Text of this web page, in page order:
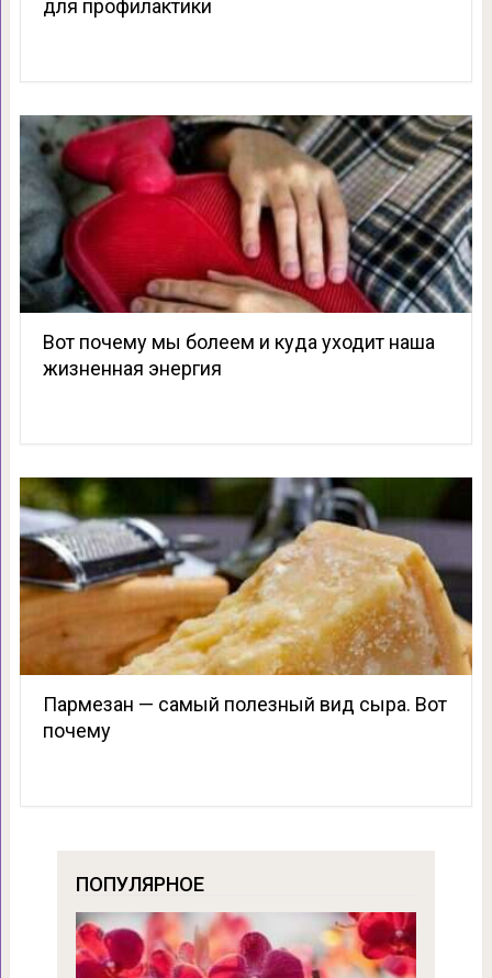
для профилактики
Вот почему мы болеем и куда уходит наша
жизненная энергия
Пармезан — самый полезный вид сыра. Вот
почему
ПОПУЛЯРНОЕ